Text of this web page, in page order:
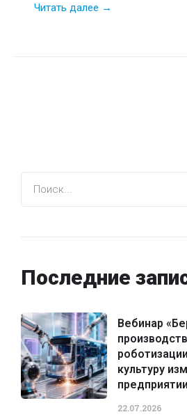
Читать далее →
Последние
Вебинар
культуру
22.07.2026